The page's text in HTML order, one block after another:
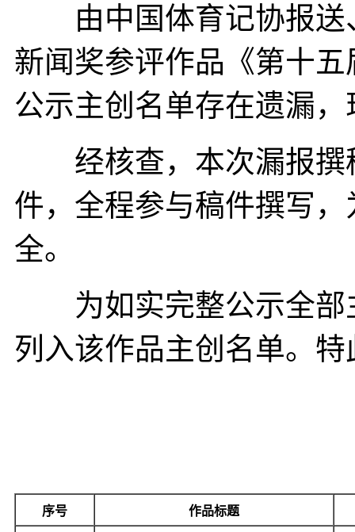
由中国体育记协报送
新闻奖参评作品《第十
公示主创名单存在遗漏
经核查，本次漏报撰
件，全程参与稿件撰写
全。
为如实完整公示全部
列入该作品主创名单。
序号 作品标题